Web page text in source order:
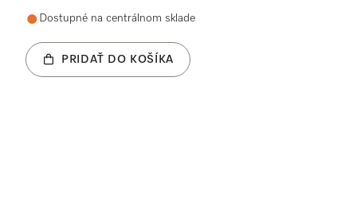
Dostupné na centrálnom sklade
PRIDAŤ DO KOŠÍKA